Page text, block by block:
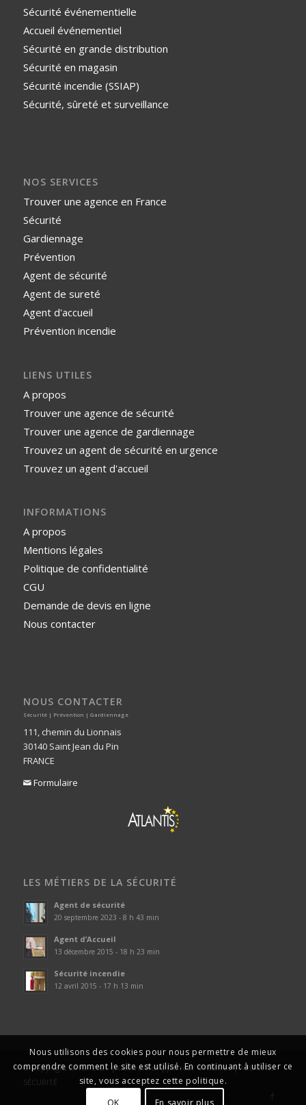
Sécurité événementielle
Accueil événementiel
Sécurité en grande distribution
Sécurité en magasin
Sécurité incendie (SSIAP)
Sécurité, sûreté et surveillance
NOS SERVICES
Trouver une agence en France
Sécurité
Gardiennage
Prévention
Agent de sécurité
Agent de sureté
Agent d'accueil
Prévention incendie
LIENS UTILES
A propos
Trouver une agence de sécurité
Trouver une agence de gardiennage
Trouvez un agent de sécurité en urgence
Trouvez un agent d'accueil
INFORMATIONS
A propos
Mentions légales
Politique de confidentialité
CGU
Demande de devis en ligne
Nous contacter
NOUS CONTACTER
Sécurité | Prévention | Gardiennage
111, chemin du Lionnais
30140 Saint Jean du Pin
FRANCE
 Formulaire
LES MÉTIERS DE LA SÉCURITÉ
Agent de sécurité
20 septembre 2023 - 8 h 43 min
Agent d’Accueil
13 décembre 2015 - 18 h 23 min
Sécurité incendie
12 avril 2015 - 17 h 13 min
© Copyright 2015 - 2026 | Centrale d’Apporteur d’Affaires | ATLANTIS
SÉCURITÉ
Nous utilisons des cookies pour nous permettre de mieux
comprendre comment le site est utilisé. En continuant à utiliser ce
site, vous acceptez cette politique.
OK
En savoir plus